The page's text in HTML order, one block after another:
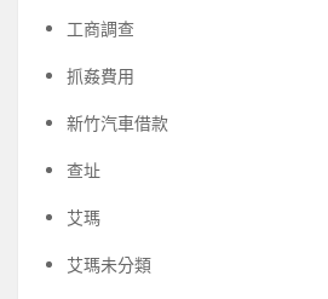
工商調查
抓姦費用
新竹汽車借款
查址
艾瑪
艾瑪未分類